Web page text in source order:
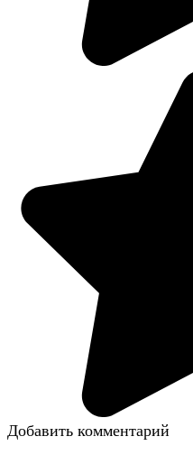
Добавить комментарий